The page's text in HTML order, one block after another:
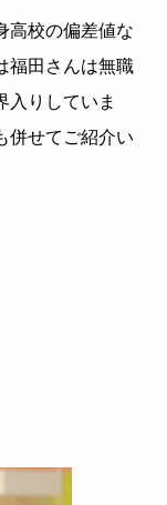
高校の偏差値な
福田さんは無職
入りしていま
併せてご紹介い